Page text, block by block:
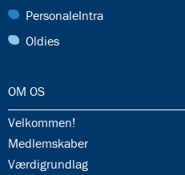
30.0:
PersonaleIntra
31.0:
Oldies
32.0:
OM OS
32.1:
Velkommen!
32.2:
Medlemskaber
32.3:
Værdigrundlag